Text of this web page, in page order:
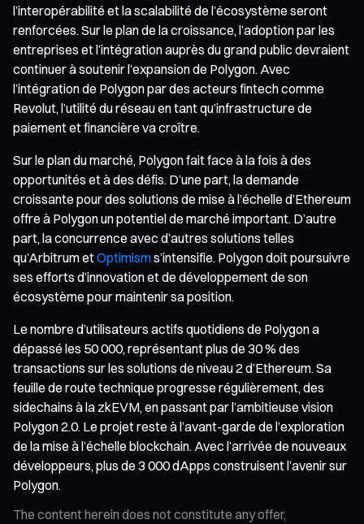
l’interopérabilité et la scalabilité de l’écosystème seront
renforcées. Sur le plan de la croissance, l’adoption par les
entreprises et l’intégration auprès du grand public devraient
continuer à soutenir l’expansion de Polygon. Avec
l’intégration de Polygon par des acteurs fintech comme
Revolut, l’utilité du réseau en tant qu’infrastructure de
paiement et financière va croître.
Sur le plan du marché, Polygon fait face à la fois à des
opportunités et à des défis. D’une part, la demande
croissante pour des solutions de mise à l’échelle d’Ethereum
offre à Polygon un potentiel de marché important. D’autre
part, la concurrence avec d’autres solutions telles
qu’Arbitrum etOptimisms’intensifie. Polygon doit poursuivre
ses efforts d’innovation et de développement de son
écosystème pour maintenir sa position.
Le nombre d’utilisateurs actifs quotidiens de Polygon a
dépassé les 50 000, représentant plus de 30 % des
transactions sur les solutions de niveau 2 d’Ethereum. Sa
feuille de route technique progresse régulièrement, des
sidechains à la zkEVM, en passant par l’ambitieuse vision
Polygon 2.0. Le projet reste à l’avant-garde de l’exploration
de la mise à l’échelle blockchain. Avec l’arrivée de nouveaux
développeurs, plus de 3 000 dApps construisent l’avenir sur
Polygon.
The content herein does not constitute any offer,